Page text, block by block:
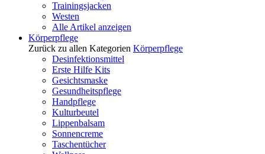
Trainingsjacken
Westen
Alle Artikel anzeigen
Körperpflege
Zurück zu allen Kategorien Körperpflege
Desinfektionsmittel
Erste Hilfe Kits
Gesichtsmaske
Gesundheitspflege
Handpflege
Kulturbeutel
Lippenbalsam
Sonnencreme
Taschentücher